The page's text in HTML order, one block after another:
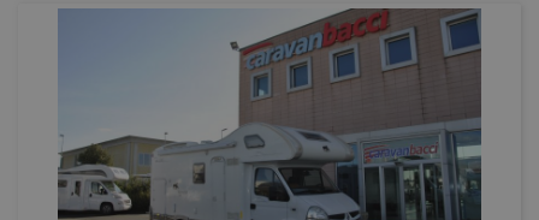
DURANTE IL MESE DI AGOSTO SIAMO CHIUSI IL
SABATO POMERIGGIO
NOLEGGIO ENTRO IL 31.08